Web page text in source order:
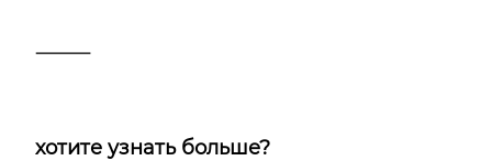
⸻
хотите узнать больше?